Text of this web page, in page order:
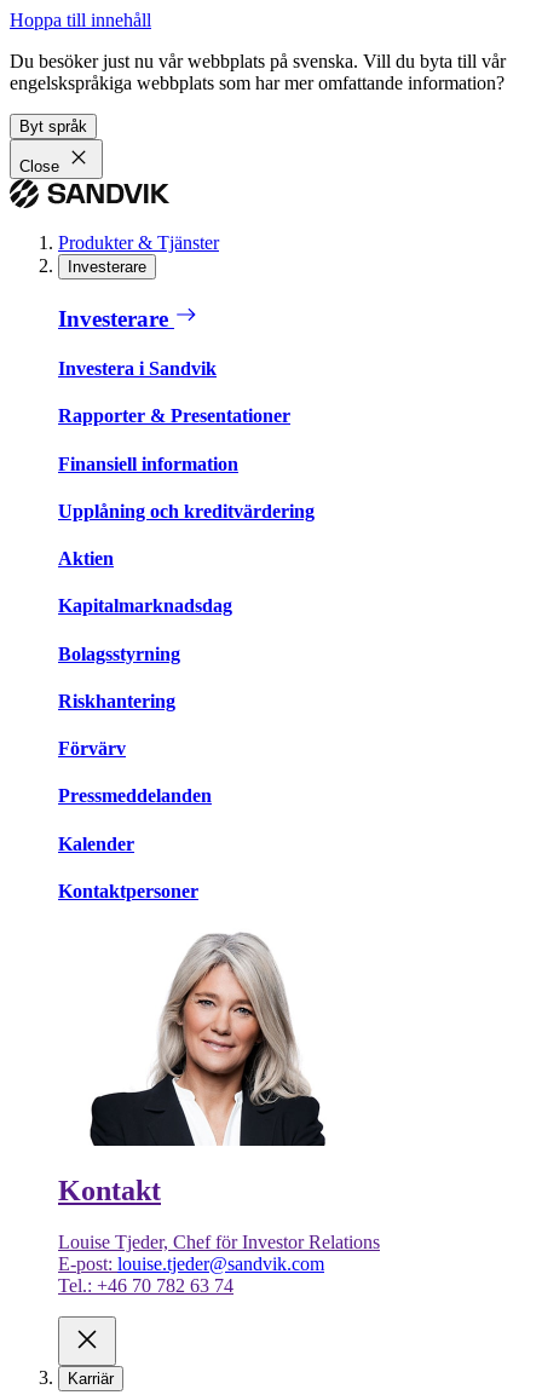
Hoppa till innehåll
Du besöker just nu vår webbplats på svenska. Vill du byta till vår
engelskspråkiga webbplats som har mer omfattande information?
Byt språk
Close
Produkter & Tjänster
Investerare
Investerare
Investera i Sandvik
Rapporter & Presentationer
Finansiell information
Upplåning och kreditvärdering
Aktien
Kapitalmarknadsdag
Bolagsstyrning
Riskhantering
Förvärv
Pressmeddelanden
Kalender
Kontaktpersoner
Kontakt
Louise Tjeder, Chef för Investor Relations
E-post: louise.tjeder@sandvik.com
Tel.: +46 70 782 63 74
Karriär